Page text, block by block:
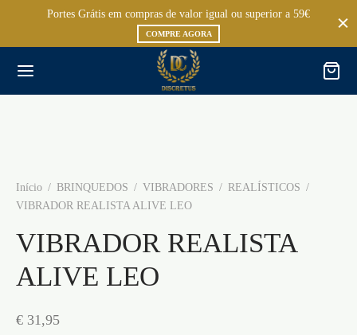
Portes Grátis em compras de valor igual ou superior a 59€
COMPRE AGORA
Início / BRINQUEDOS / VIBRADORES / REALÍSTICOS /
VIBRADOR REALISTA ALIVE LEO
VIBRADOR REALISTA
ALIVE LEO
€ 31,95